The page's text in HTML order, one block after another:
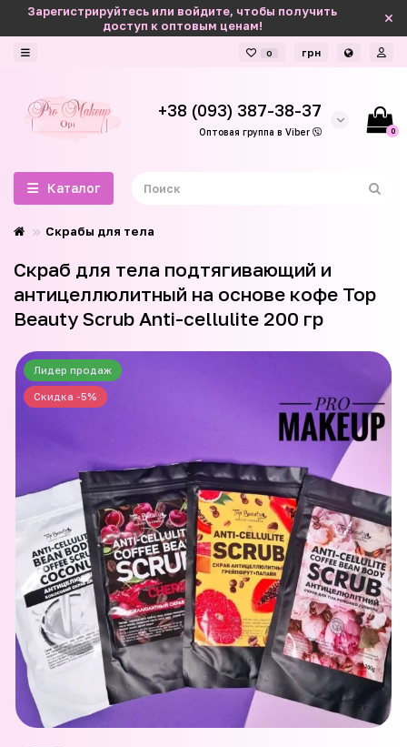
Зарегистрируйтесь или войдите, чтобы получить
доступ к оптовым ценам!
0 грн
+38 (093) 387-38-37
Оптовая группа в Viber 0
Каталог
Скрабы для тела
Скраб для тела подтягивающий и
антицеллюлитный на основе кофе Top
Beauty Scrub Anti-cellulite 200 гр
Лидер продаж
Скидка -5%